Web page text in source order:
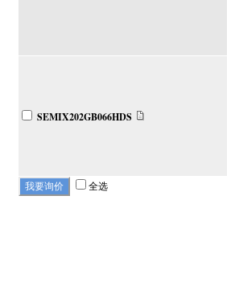
SEMIX202GB066HDS
全选